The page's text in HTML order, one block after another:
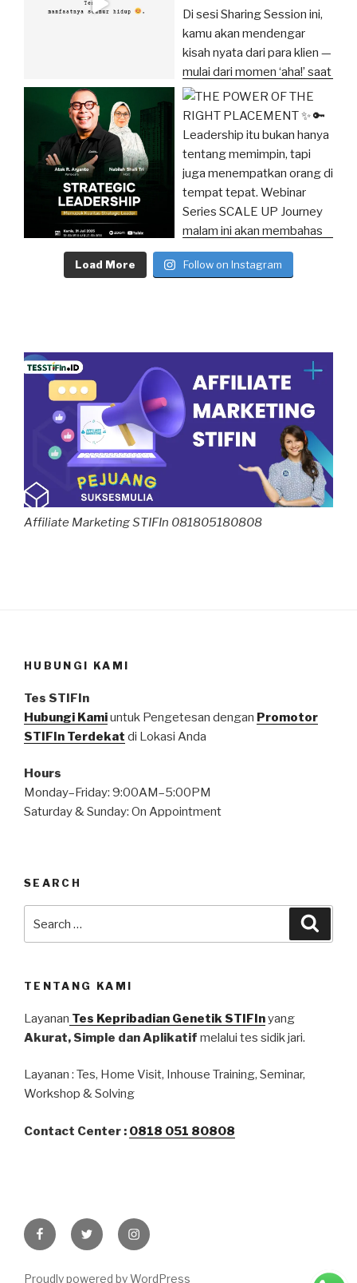
Load More Follow on Instagram
Affiliate Marketing STIFIn 081805180808
HUBUNGI KAMI
Tes STIFIn
Hubungi Kamiuntuk Pengetesan dengan Promotor
STIFIn Terdekat di Lokasi Anda
Hours
Monday–Friday: 9:00AM–5:00PM
Saturday & Sunday: On Appointment
SEARCH
TENTANG KAMI
Layanan Tes Kepribadian Genetik STIFInyang
Akurat, Simple dan Aplikatif melalui tes sidik jari.
Layanan : Tes, Home Visit, Inhouse Training, Seminar,
Workshop & Solving
Contact Center : 0818 051 80808
Proudly powered by WordPress